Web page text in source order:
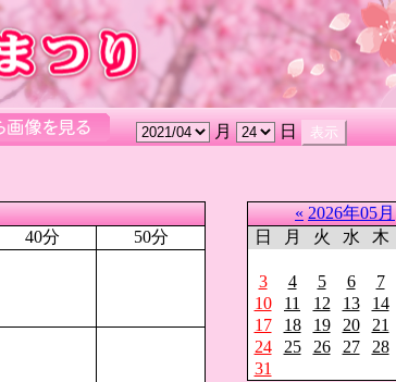
月 日
40分 50分
« 2026年05月
日
月 火 水 木
3
4 5 6 7
10
11 12 13 14
17
18 19 20 21
24
25 26 27 28
31